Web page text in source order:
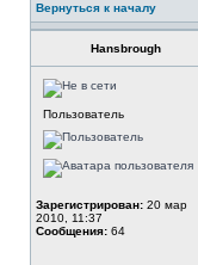
Вернуться к началу
Hansbrough
Пользователь
Зарегистрирован: 20 мар
2010, 11:37
Сообщения: 64